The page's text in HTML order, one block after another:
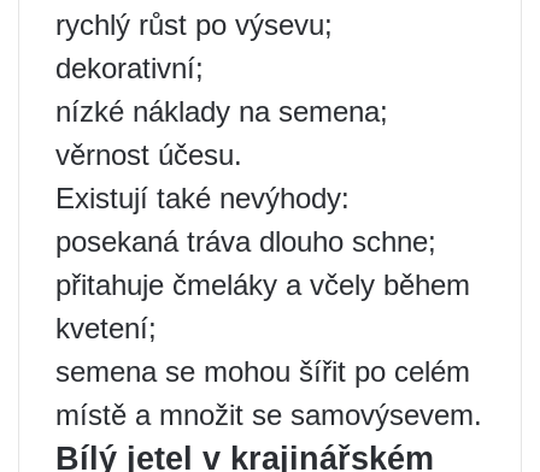
rychlý růst po výsevu;
dekorativní;
nízké náklady na semena;
věrnost účesu.
Existují také nevýhody:
posekaná tráva dlouho schne;
přitahuje čmeláky a včely během
kvetení;
semena se mohou šířit po celém
místě a množit se samovýsevem.
Bílý jetel v krajinářském